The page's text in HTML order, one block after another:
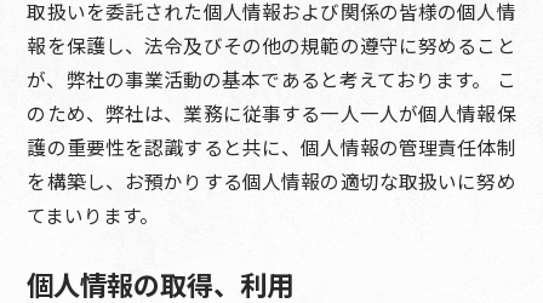
取扱いを委託された個人情報および関係の皆様の個人情
報を保護し、法令及びその他の規範の遵守に努めること
が、弊社の事業活動の基本であると考えております。 こ
のため、弊社は、業務に従事する一人一人が個人情報保
護の重要性を認識すると共に、個人情報の管理責任体制
を構築し、お預かりする個人情報の適切な取扱いに努め
てまいります。
個人情報の取得、利用